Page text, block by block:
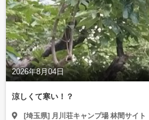
2026年8月04日
涼しくて寒い！？
[埼玉県] 月川荘キャンプ場 林間サイト